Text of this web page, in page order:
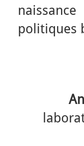
politiques